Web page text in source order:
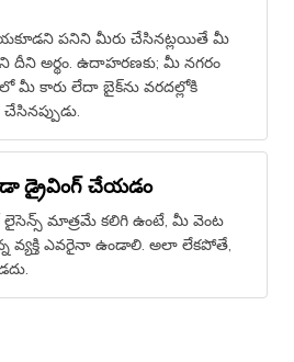
పనిని మీరు చేసినట్లయితే మీ
అర్థం. ఉదాహరణకు; మీ నగరం
మీ కారు లేదా బైక్‌ను వరదల్లోకి
డ్రైవింగ్ చేయడం
లైసెన్స్ మాత్రమే కలిగి ఉంటే, మీ వెంట
వ్యక్తి ఎవరైనా ఉండాలి. అలా లేకపోతే,